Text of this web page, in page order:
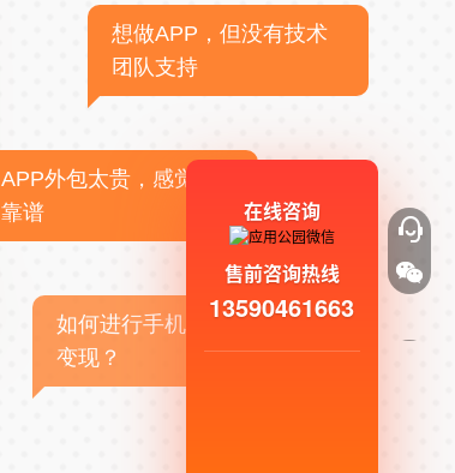
想做APP，但没有技术
团队支持
APP外包太贵，感觉不
靠谱
如何进行手机APP商业
变现？
在线咨询
售前咨询热线
13590461663